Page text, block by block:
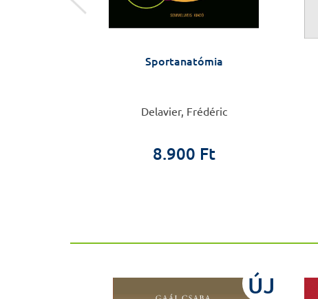
Sportanatómia
Delavier, Frédéric
8.900 Ft
ÚJ